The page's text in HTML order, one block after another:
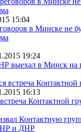
15:04
в Минске не
19:24
выехал в Минск на
16:13
встреча Контактной